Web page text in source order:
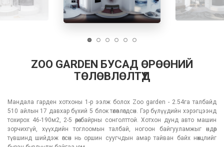
ZOO GARDEN БУСАД ӨРӨӨНИЙ
ТӨЛӨВЛӨЛТҮҮД
Мандала гарден хотхоны 1-р ээлж болох Zoo garden - 2.54га талбайд
510 айлын 17 давхар бүхий 5 блок төлөвлөгдсөн. Гэр бүлүүдийн хэрэгцээнд
тохирох 46-190м2, 2-5 өрөө байрны сонголттой. Хотхон дунд авто машин
зорчихгүй, хүүхдийн тоглоомын талбай, ногоон байгууламжыг өндөр
түвшинд шийдэж өгсөн нь оршин суугчдын амар тайван байх нөхцлийг